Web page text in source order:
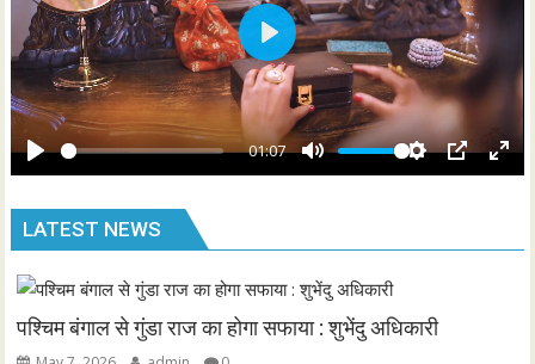
e
e
P
l
a
01:07
M
S
n
P
E
P
l
a
y
LATEST NEWS
पश्चिम बंगाल से गुंडा राज का होगा सफाया : शुभेंदु अधिकारी